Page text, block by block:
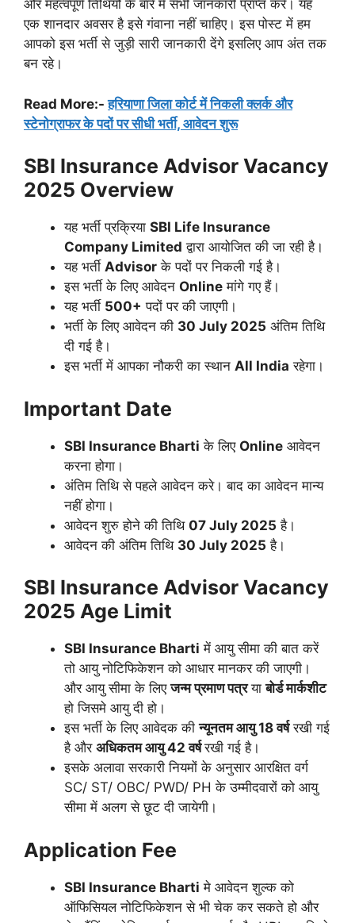
और महत्वपूर्ण तिथियों के बारे में सभी जानकारी प्राप्त करे। यह
एक शानदार अवसर है इसे गंवाना नहीं चाहिए। इस पोस्ट में हम
आपको इस भर्ती से जुड़ी सारी जानकारी देंगे इसलिए आप अंत तक
बन रहे।
Read More:-हरियाणा जिला कोर्ट में निकली क्लर्क और
स्टेनोग्राफर के पदों पर सीधी भर्ती, आवेदन शुरू
SBI Insurance Advisor Vacancy
2025 Overview
यह भर्ती प्रक्रिया SBI Life Insurance
Company Limited द्वारा आयोजित की जा रही है।
यह भर्ती Advisor के पदों पर निकली गई है।
इस भर्ती के लिए आवेदन Online मांगे गए हैं।
यह भर्ती 500+ पदों पर की जाएगी।
भर्ती के लिए आवेदन की 30 July 2025 अंतिम तिथि
दी गई है।
इस भर्ती में आपका नौकरी का स्थान All India रहेगा।
Important Date
SBI Insurance Bharti के लिए Online आवेदन
करना होगा।
अंतिम तिथि से पहले आवेदन करे। बाद का आवेदन मान्य
नहीं होगा।
आवेदन शुरु होने की तिथि 07 July 2025 है।
आवेदन की अंतिम तिथि 30 July 2025 है।
SBI Insurance Advisor Vacancy
2025 Age Limit
SBI Insurance Bharti में आयु सीमा की बात करें
तो आयु नोटिफिकेशन को आधार मानकर की जाएगी।
और आयु सीमा के लिएजन्म प्रमाण पत्रयाबोर्ड मार्कशीट
हो जिसमे आयु दी हो।
इस भर्ती के लिए आवेदक कीन्यूनतम आयु 18 वर्षरखी गई
है और अधिकतम आयु 42 वर्षरखी गई है।
इसके अलावा सरकारी नियमों के अनुसार आरक्षित वर्ग
SC/ ST/ OBC/ PWD/ PH के उम्मीदवारों को आयु
सीमा में अलग से छूट दी जायेगी।
Application Fee
SBI Insurance Bharti मे आवेदन शुल्क को
ऑफिसियल नोटिफिकेशन से भी चेक कर सकते हो और